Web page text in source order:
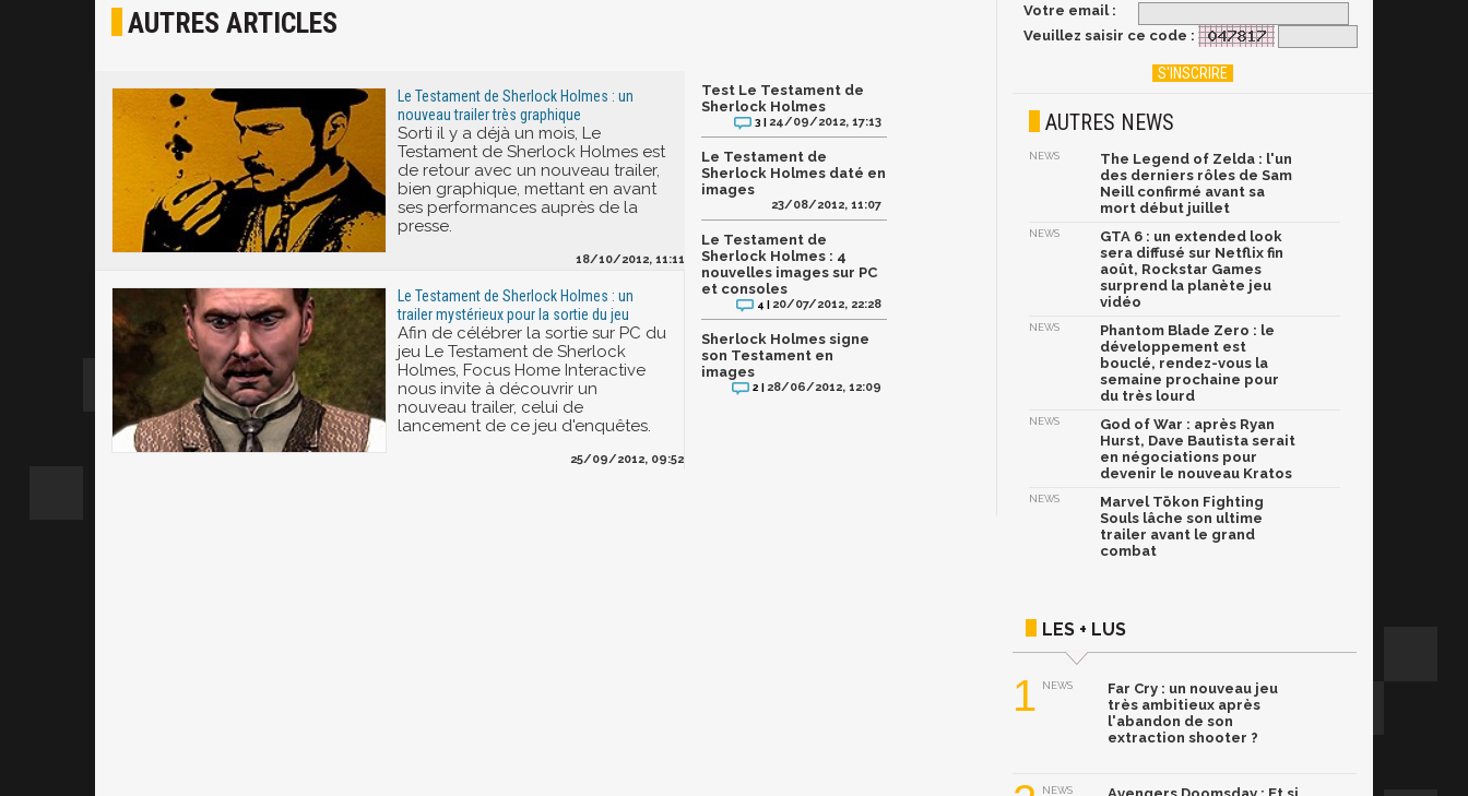
Joyeux
AUTRES ARTICLES
Le Testament de Sherlock Holmes : un
nouveau trailer très graphique
Sorti il y a déjà un mois, Le
Testament de Sherlock Holmes est
de retour avec un nouveau trailer,
bien graphique, mettant en avant
ses performances auprès de la
presse.
18/10/2012, 11:11
Le Testament de Sherlock Holmes : un
trailer mystérieux pour la sortie du jeu
Afin de célébrer la sortie sur PC du
jeu Le Testament de Sherlock
Holmes, Focus Home Interactive
nous invite à découvrir un
nouveau trailer, celui de
lancement de ce jeu d'enquêtes.
25/09/2012, 09:52
Test Le Testament de
Sherlock Holmes
3 | 24/09/2012, 17:13
Le Testament de
Sherlock Holmes daté en
images
23/08/2012, 11:07
Le Testament de
Sherlock Holmes : 4
nouvelles images sur PC
et consoles
4 | 20/07/2012, 22:28
Sherlock Holmes signe
son Testament en
images
2 | 28/06/2012, 12:09
Votre email :
Veuillez saisir ce code :
AUTRES NEWS
NEWS
The Legend of Zelda : l'un
des derniers rôles de Sam
Neill confirmé avant sa
mort début juillet
NEWS
GTA 6 : un extended look
sera diffusé sur Netflix fin
août, Rockstar Games
surprend la planète jeu
vidéo
NEWS
Phantom Blade Zero : le
développement est
bouclé, rendez-vous la
semaine prochaine pour
du très lourd
NEWS
God of War : après Ryan
Hurst, Dave Bautista serait
en négociations pour
devenir le nouveau Kratos
NEWS
Marvel Tōkon Fighting
Souls lâche son ultime
trailer avant le grand
combat
LES + LUS
1 NEWS
Far Cry : un nouveau jeu
très ambitieux après
l'abandon de son
extraction shooter ?
NEWS